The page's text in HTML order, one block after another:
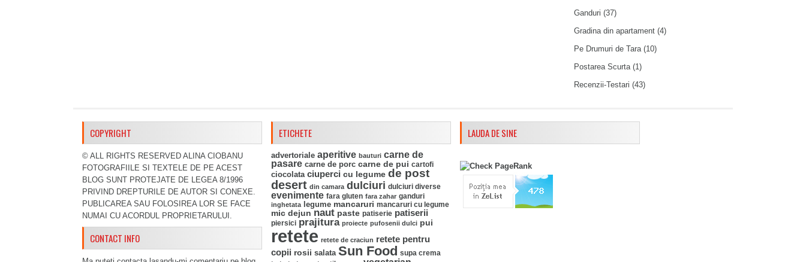
Ganduri (37)
Gradina din apartament (4)
Pe Drumuri de Tara(10)
Postarea Scurta(1)
Recenzii-Testari (43)
COPYRIGHT
© ALL RIGHTS RESERVED ALINA CIOBANU
FOTOGRAFIILE SI TEXTELE DE PE ACEST
BLOG SUNT PROTEJATE DE LEGEA 8/1996
PRIVIND DREPTURILE DE AUTOR SI CONEXE.
PUBLICAREA SAU FOLOSIREA LOR SE FACE
NUMAI CU ACORDUL PROPRIETARULUI.
CONTACT INFO
ETICHETE
advertoriale aperitive bauturi carne de
pasare carne de porc carne de pui cartofi
ciocolata ciuperci cu legume de post
desert din camara dulciuri dulciuri diverse
evenimente fara gluten fara zahar ganduri
inghetata legume mancaruri mancaruri cu legume
mic dejun naut paste patiserie patiserii
piersici prajitura proiecte pufosenii dulci pui
retete retete de craciun retete pentru
copii rosii salata Sun Food supa crema
LAUDA DE SINE